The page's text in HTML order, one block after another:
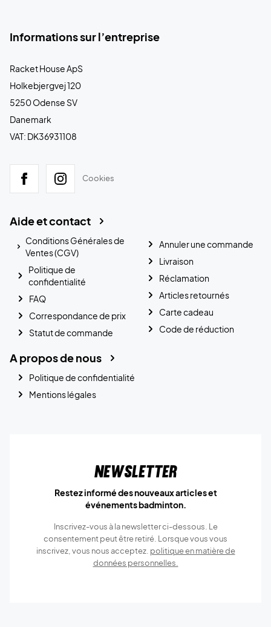
Informations sur l’entreprise
Racket House ApS
Holkebjergvej 120
5250 Odense SV
Danemark
VAT: DK36931108
Cookies
Aide et contact
Conditions Générales de
Ventes (CGV)
Politique de
confidentialité
FAQ
Correspondance de prix
Statut de commande
Annuler une commande
Livraison
Réclamation
Articles retournés
Carte cadeau
Code de réduction
A propos de nous
Politique de confidentialité
Mentions légales
Newsletter
Restez informé des nouveaux articles et
événements badminton.
Inscrivez-vous à la newsletter ci-dessous. Le
consentement peut être retiré. Lorsque vous vous
inscrivez, vous nous acceptez. politique en matière de
données personnelles.